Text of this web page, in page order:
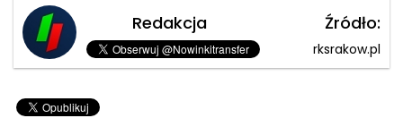
Redakcja Źródło:
rksrakow.pl